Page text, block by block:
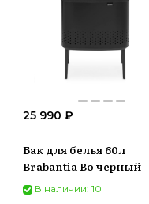
25 990 ₽
Бак для белья 60л
Brabantia Bo черный
В наличии: 10